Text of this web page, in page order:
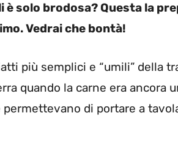
è solo brodosa? Questa la
Vedrai che bontà!
più semplici e “umili” della
quando la carne era ancora
di portare a